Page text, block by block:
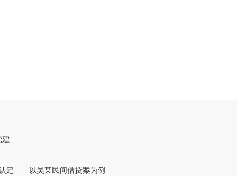
建
定——以吴某民间借贷案为例